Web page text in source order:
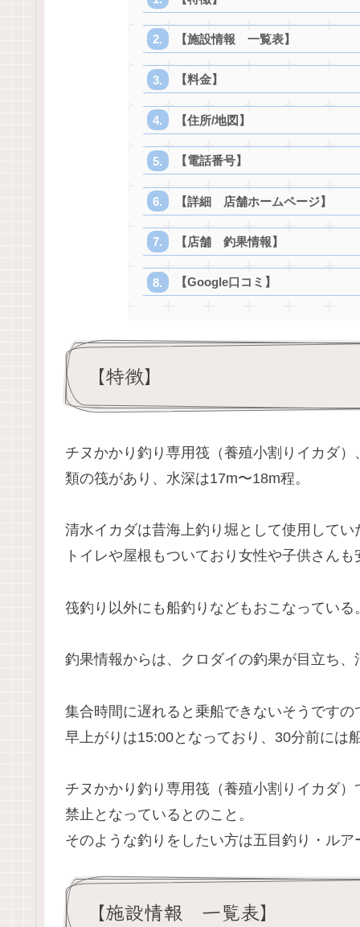
【施設情報 一覧表】
【料金】
【住所/地図】
【電話番号】
【詳細 店舗ホームページ】
【店舗 釣果情報】
【Google口コミ】
【特徴】
チヌかかり釣り専用筏（養殖小割りイカダ
類の筏があり、水深は17m〜18m程。
清水イカダは昔海上釣り堀として使用して
トイレや屋根もついており女性や子供さんも
筏釣り以外にも船釣りなどもおこなっている
釣果情報からは、クロダイの釣果が目立ち
集合時間に遅れると乗船できないそうです
早上がりは15:00となっており、30分前には
チヌかかり釣り専用筏（養殖小割りイカダ
禁止となっているとのこと。
そのような釣りをしたい方は五目釣り・ル
【施設情報 一覧表】